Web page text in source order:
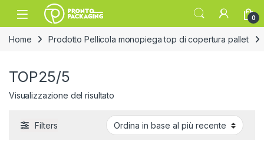
Skip to navigation
Skip to content
Open 0
Home Prodotto Pellicola monopiega top di copertura pallet
TOP25/5
Visualizzazione del risultato
Filters